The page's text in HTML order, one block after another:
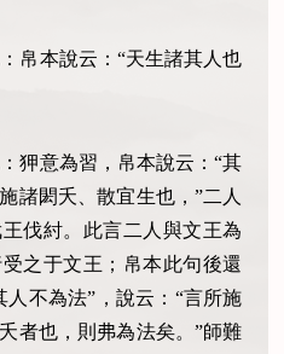
帛本說云：“天生諸其人也
狎意為習，帛本說云：“其
諸閎夭、散宜生也，”二人
伐紂。此言二人與文王為
之于文王；帛本此句後還
不為法”，說云：“言所施
者也，則弗為法矣。”師難